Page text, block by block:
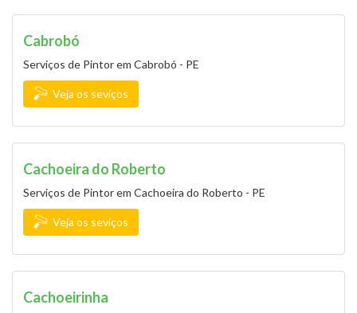
Cabrobó
Serviços de Pintor em Cabrobó - PE
Veja os seviços
Cachoeira do Roberto
Serviços de Pintor em Cachoeira do Roberto - PE
Veja os seviços
Cachoeirinha